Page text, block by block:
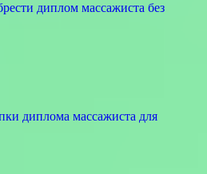
диплом массажиста без
диплома массажиста для